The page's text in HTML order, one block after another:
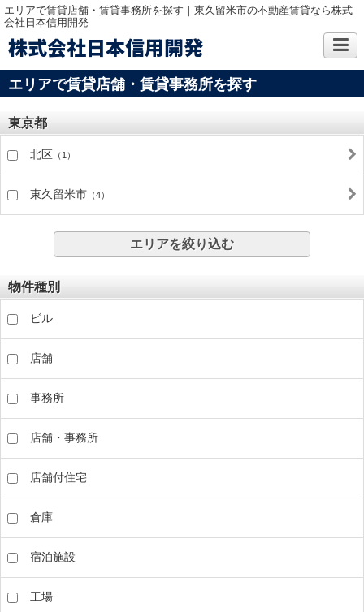
エリアで賃貸店舗・賃貸事務所を探す｜東久留米市の不動産賃貸なら株式
会社日本信用開発
株式会社日本信用開発
エリアで賃貸店舗・賃貸事務所を探す
東京都
北区 （1）
東久留米市 （4）
エリアを絞り込む
物件種別
ビル
店舗
事務所
店舗・事務所
店舗付住宅
倉庫
宿泊施設
工場